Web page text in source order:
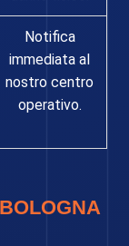
Notifica
immediata al
nostro centro
operativo.